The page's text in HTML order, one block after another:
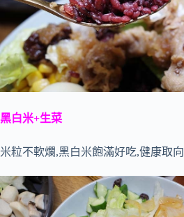
黑白米+生菜
米粒不軟爛,黑白米飽滿好吃,健康取向